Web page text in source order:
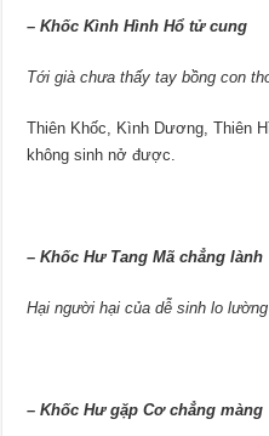
–Khốc Kình Hình Hổ tử cung
Tới già chưa thấy tay bồng con
Thiên Khốc, Kình Dương, Thiên
không sinh nở được.
–Khốc Hư Tang Mã chẳng lành
Hại người hại của dễ sinh lo lường
–Khốc Hư gặp Cơ chẳng màng